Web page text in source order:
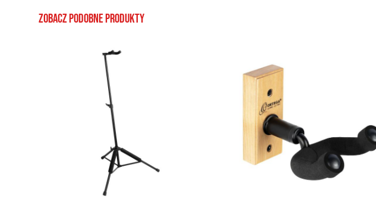
Zobacz podobne produkty